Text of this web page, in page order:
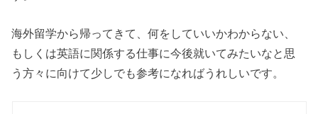
海外留学から帰ってきて、何をしていいかわからない、
もしくは英語に関係する仕事に今後就いてみたいなと思
う方々に向けて少しでも参考になればうれしいです。